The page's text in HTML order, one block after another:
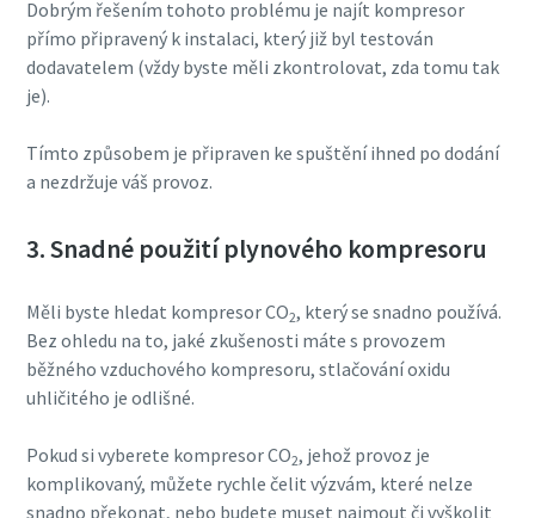
Dobrým řešením tohoto problému je najít kompresor
přímo připravený k instalaci, který již byl testován
dodavatelem (vždy byste měli zkontrolovat, zda tomu tak
je).
Tímto způsobem je připraven ke spuštění ihned po dodání
a nezdržuje váš provoz.
3. Snadné použití plynového kompresoru
Měli byste hledat kompresor CO2, který se snadno používá.
Bez ohledu na to, jaké zkušenosti máte s provozem
běžného vzduchového kompresoru, stlačování oxidu
uhličitého je odlišné.
Pokud si vyberete kompresor CO2, jehož provoz je
komplikovaný, můžete rychle čelit výzvám, které nelze
snadno překonat, nebo budete muset najmout či vyškolit